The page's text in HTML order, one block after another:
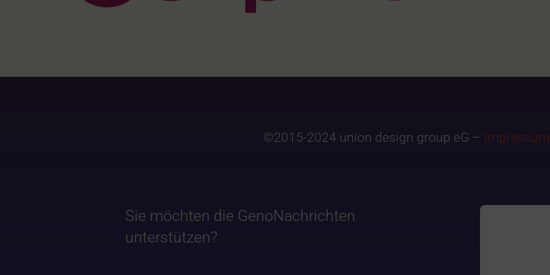
©2015-2024 union design group eG – Impressum
Sie möchten die GenoNachrichten
unterstützen?